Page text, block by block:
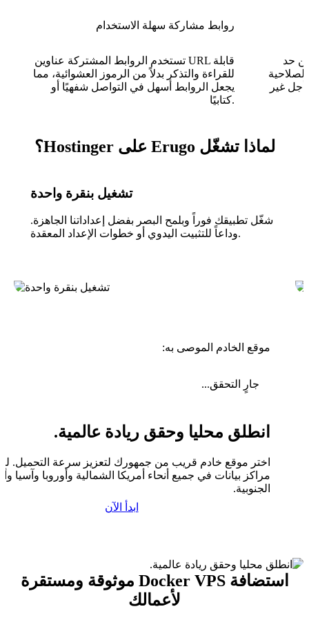
روابط مشاركة سهلة الاستخدام
تستخدم الروابط المشتركة عناوين URL قابلة
للقراءة والتذكر بدلاً من الرموز العشوائية، مما
يجعل الروابط أسهل في التواصل شفهيًا أو
كتابيًا.
حد
أجل غير
لماذا تشغّل Erugo على Hostinger؟
تشغيل بنقرة واحدة
شغّل تطبيقك فوراً وبلمح البصر بفضل إعداداتنا الجاهزة.
وداعاً للتثبيت اليدوي أو خطوات الإعداد المعقدة.
موقع الخادم الموصى به:
جارٍ التحقق...
انطلق محليا وحقق ريادة عالمية.
اختر موقع خادم قريب من جمهورك لتعزيز سرعة التحميل.
مراكز بيانات في جميع أنحاء أمريكا الشمالية وأوروبا وآسيا
الجنوبية.
ابدأ الآن
استضافة Docker VPS موثوقة ومستقرة
لأعمالك